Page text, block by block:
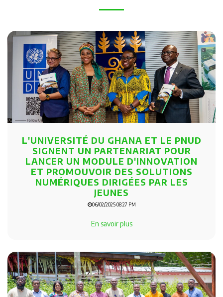
L'UNIVERSITÉ DU GHANA ET LE PNUD
SIGNENT UN PARTENARIAT POUR
LANCER UN MODULE D'INNOVATION
ET PROMOUVOIR DES SOLUTIONS
NUMÉRIQUES DIRIGÉES PAR LES
JEUNES
06/02/2025 08:27 PM
En savoir plus